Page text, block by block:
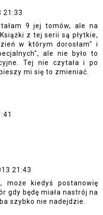
21:33
9 jej tomów, ale na
z tej serii są płytkie,
w którym dorosłam" i
ale nie było to
Tej nie czytała i po
mi się to zmieniać.
21:43
może kiedyś postanowię
gdy będę miała nastrój na
szybko nie nadejdzie.